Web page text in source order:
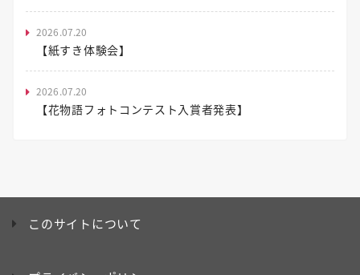
2026.07.20
【紙すき体験会】
2026.07.20
【花物語フォトコンテスト入賞者発表】
このサイトについて